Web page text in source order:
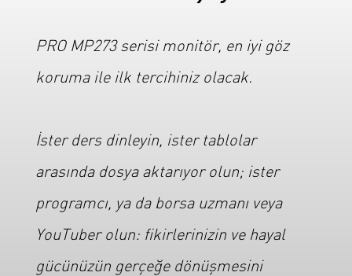
PRO MP273 serisi monitör, en iyi göz
koruma ile ilk tercihiniz olacak.
İster ders dinleyin, ister tablolar
arasında dosya aktarıyor olun; ister
programcı, ya da borsa uzmanı veya
YouTuber olun: fikirlerinizin ve hayal
gücünüzün gerçeğe dönüşmesini